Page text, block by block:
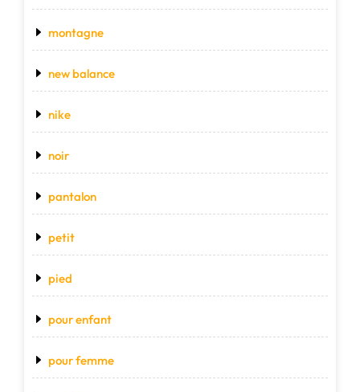
montagne
new balance
nike
noir
pantalon
petit
pied
pour enfant
pour femme